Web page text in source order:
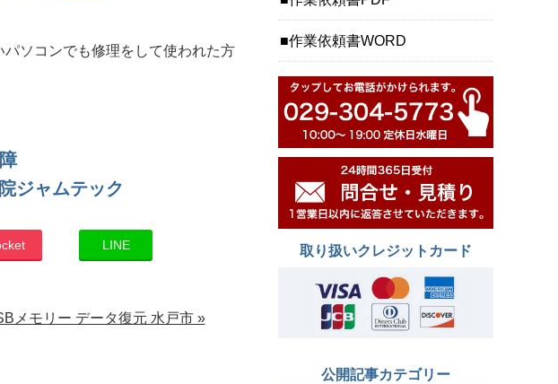
ソコンでも修理をして使われた方
ジャムテック
LINE
メモリー データ復元 水戸市 »
作業依頼書WORD
取り扱いクレジットカード
公開記事カテゴリー